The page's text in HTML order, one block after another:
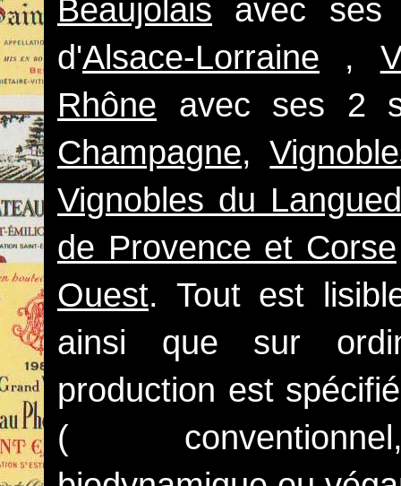
Beaujolais avec ses
d'Alsace-Lorraine ,
Rhône avec ses 2
Champagne,
Vignobles du
de Provence et Corse
Ouest. Tout est
ainsi que sur
production est
(